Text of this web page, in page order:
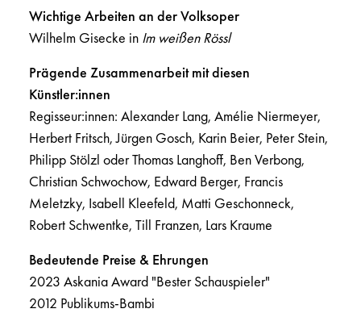
Wichtige Arbeiten an der Volksoper
Wilhelm Gisecke in Im weißen Rössl
Prägende Zusammenarbeit mit diesen
Künstler:innen
Regisseur:innen: Alexander Lang, Amélie Niermeyer,
Herbert Fritsch, Jürgen Gosch, Karin Beier, Peter Stein,
Philipp Stölzl oder Thomas Langhoff, Ben Verbong,
Christian Schwochow, Edward Berger, Francis
Meletzky, Isabell Kleefeld, Matti Geschonneck,
Robert Schwentke, Till Franzen, Lars Kraume
Bedeutende Preise & Ehrungen
2023 Askania Award "Bester Schauspieler"
2012 Publikums-Bambi